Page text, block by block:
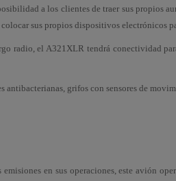
a los clientes de traer sus propios
sus propios dispositivos electrónicos
radio, el A321XLR tendrá conectividad
grifos con sensores de
en sus operaciones, este avión